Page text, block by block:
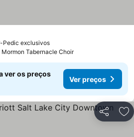
Pedic exclusivos
Mormon Tabernacle Choir
ver os preços
Ver preços
Partilhar